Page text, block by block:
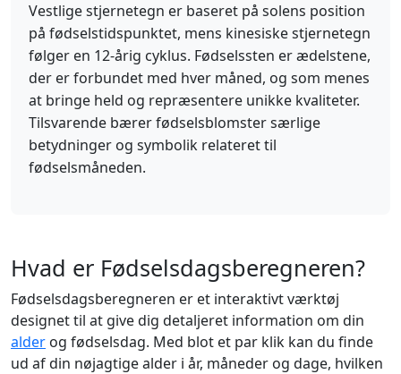
Vestlige stjernetegn er baseret på solens position
på fødselstidspunktet, mens kinesiske stjernetegn
følger en 12-årig cyklus. Fødselssten er ædelstene,
der er forbundet med hver måned, og som menes
at bringe held og repræsentere unikke kvaliteter.
Tilsvarende bærer fødselsblomster særlige
betydninger og symbolik relateret til
fødselsmåneden.
Hvad er Fødselsdagsberegneren?
Fødselsdagsberegneren er et interaktivt værktøj
designet til at give dig detaljeret information om din
alder og fødselsdag. Med blot et par klik kan du finde
ud af din nøjagtige alder i år, måneder og dage, hvilken